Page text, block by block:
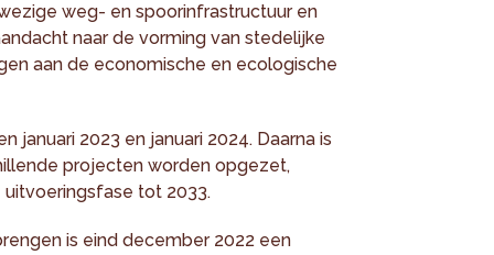
weg- en spoorinfrastructuur en
naar de vorming van stedelijke
aan de economische en ecologische
2023 en januari 2024. Daarna is
projecten worden opgezet,
tot 2033.
is eind december 2022 een